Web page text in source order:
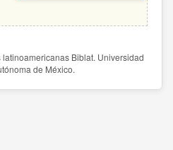
Biblat. Universidad
de México.